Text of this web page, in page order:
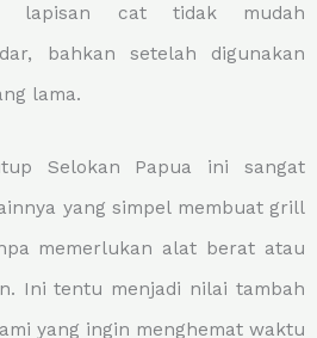
lapisan cat tidak mudah
bahkan setelah digunakan
lama.
Selokan Papua ini sangat
yang simpel membuat grill
memerlukan alat berat atau
Ini tentu menjadi nilai tambah
yang ingin menghemat waktu